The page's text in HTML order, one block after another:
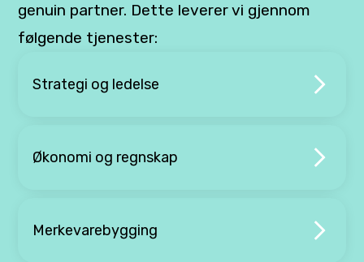
genuin partner. Dette leverer vi gjennom
følgende tjenester:
Strategi og ledelse
Økonomi og regnskap
Merkevarebygging